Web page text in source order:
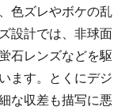
色ズレやボケの乱
設計では、非球面
石レンズなどを駆
ます。とくにデジ
な収差も描写に悪